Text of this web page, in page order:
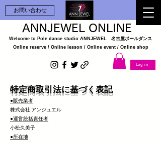
ANNJEWEL ONLINE
お問い合わせ
Welcome to Pole dance studio ANNJEWEL 名古屋ポールダンス
Online reserve / Online lesson / Online event / Online shop
Log in
​特定商取引法に基づく表記
●販売業者
株式会社 アンジュエル
●運営統括責任者
小松久美子
●所在地